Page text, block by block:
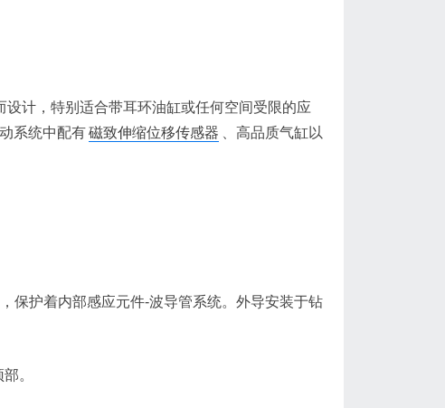
计，特别适合带耳环油缸或任何空间受限的应
系统中配有磁致伸缩位移传感器
、高品质气缸以
护着内部感应元件-波导管系统。外导安装于钻
。